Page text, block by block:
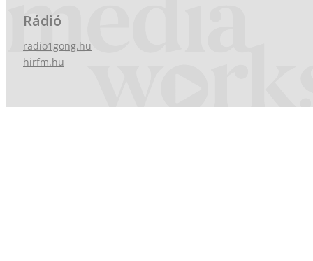
Rádió
radio1gong.hu
hirfm.hu